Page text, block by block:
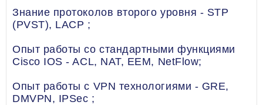
Знание протоколов второго уровня - STP
(PVST), LACP ;
Опыт работы со стандартными функциями
Cisco IOS - ACL, NAT, EEM, NetFlow;
Опыт работы с VPN технологиями - GRE,
DMVPN, IPSec ;